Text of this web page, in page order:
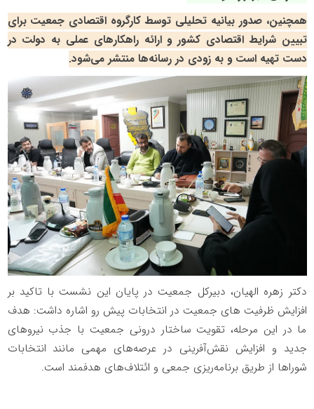
همچنین، صدور بیانیه تحلیلی توسط کارگروه اقتصادی جمعیت برای
تبیین شرایط اقتصادی کشور و ارائه راهکارهای عملی به دولت در
دست تهیه است و به زودی در رسانه‌ها منتشر می‌شود.
دکتر زهره الهیان، دبیرکل جمعیت در پایان این نشست با تاکید بر
افزایش ظرفیت های جمعیت در انتخابات پیش رو اشاره داشت: هدف
ما در این مرحله، تقویت ساختار درونی جمعیت با جذب نیروهای
جدید و افزایش نقش‌آفرینی در عرصه‌های مهمی مانند انتخابات
شوراها از طریق برنامه‌ریزی جمعی و ائتلاف‌های هدفمند است.